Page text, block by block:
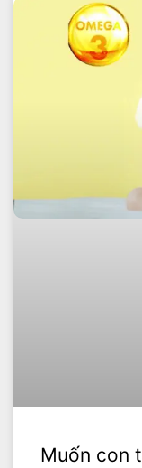
Muốn con